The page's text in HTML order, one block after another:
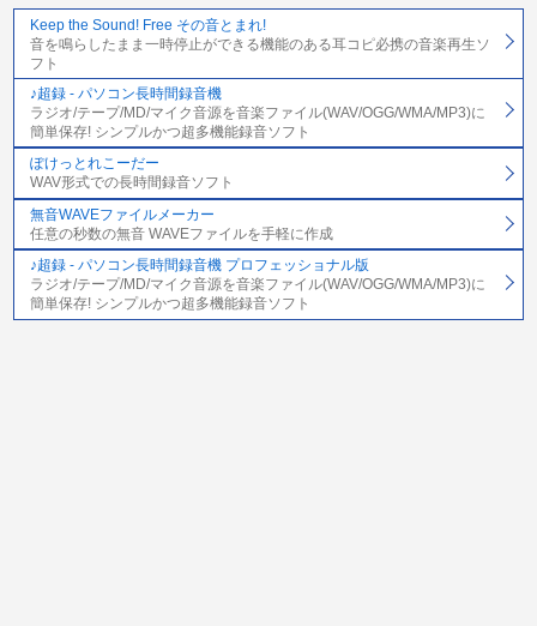
Keep the Sound! Free その音とまれ!
音を鳴らしたまま一時停止ができる機能のある耳コピ必携の音楽再生ソ
フト
♪超録 - パソコン長時間録音機
ラジオ/テープ/MD/マイク音源を音楽ファイル(WAV/OGG/WMA/MP3)に
簡単保存! シンプルかつ超多機能録音ソフト
ぽけっとれこーだー
WAV形式での長時間録音ソフト
無音WAVEファイルメーカー
任意の秒数の無音 WAVEファイルを手軽に作成
♪超録 - パソコン長時間録音機 プロフェッショナル版
ラジオ/テープ/MD/マイク音源を音楽ファイル(WAV/OGG/WMA/MP3)に
簡単保存! シンプルかつ超多機能録音ソフト